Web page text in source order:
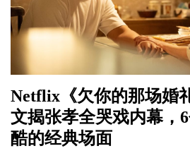
Netflix《欠你的那场婚
文揭张孝全哭戏内幕，
酷的经典场面